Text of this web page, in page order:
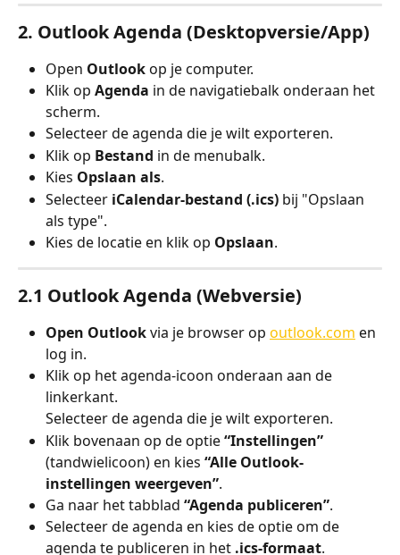
2. Outlook Agenda (Desktopversie/App)
Open Outlook op je computer.
Klik op Agenda in de navigatiebalk onderaan het
scherm.
Selecteer de agenda die je wilt exporteren.
Klik op Bestand in de menubalk.
Kies Opslaan als.
Selecteer iCalendar-bestand (.ics) bij "Opslaan
als type".
Kies de locatie en klik op Opslaan.
2.1 Outlook Agenda (Webversie)
Open Outlook via je browser op outlook.com en
log in.
Klik op het agenda-icoon onderaan aan de
linkerkant.
Selecteer de agenda die je wilt exporteren.
Klik bovenaan op de optie “Instellingen”
(tandwielicoon) en kies “Alle Outlook-
instellingen weergeven”.
Ga naar het tabblad “Agenda publiceren”.
Selecteer de agenda en kies de optie om de
agenda te publiceren in het .ics-formaat.